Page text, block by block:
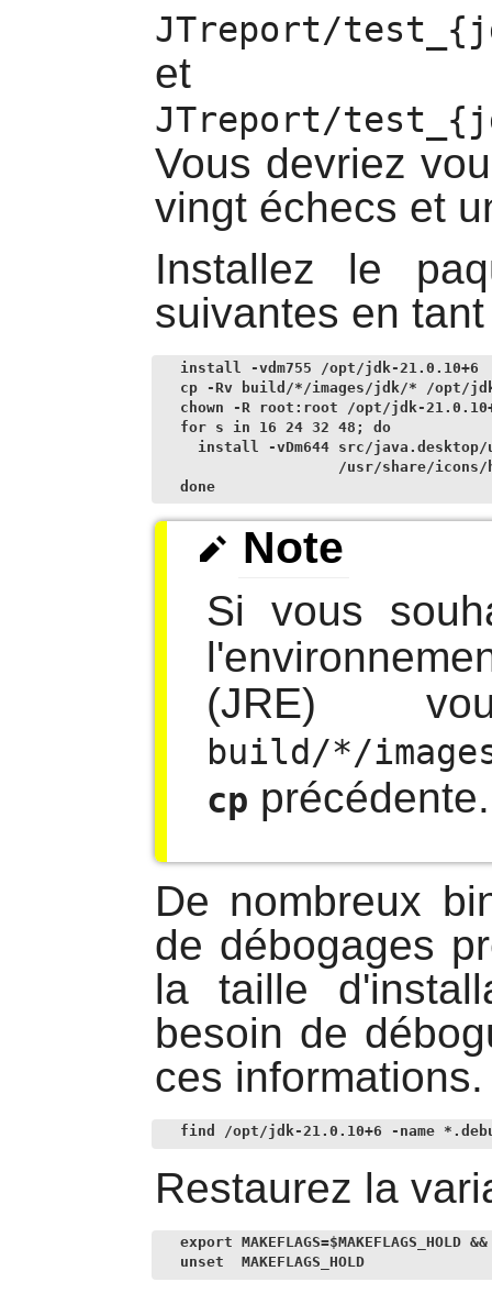
JTreport/
et
JTreport/
Vous devriez
vingt échecs et
Installez le
suivantes en
install -vdm755 /opt/jdk-
cp -Rv build/*/images/jdk/* /opt/
chown -R root:root /opt/jdk-
for s in 16 24 32 48; do
install -vDm644 src/
/usr/share/
done
Note
Si vous
(JRE)
build/*/
cp précédente.
De nombreux
de débogages
la taille
besoin de
ces
find /opt/jdk-21.0.10+6 -name
Restaurez la
export MAKEFLAGS=$MAKEFLAGS_HOLD &&
unset  MAKEFLAGS_HOLD